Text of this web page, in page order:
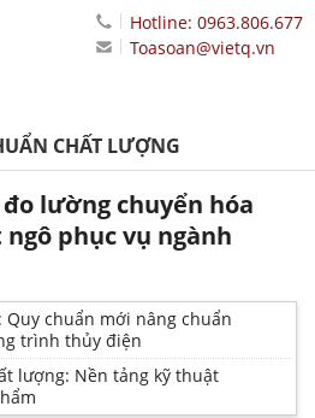
Hotline: 0963.806.677
Toasoan@vietq.vn
CHẤT LƯỢNG
đo lường chuyển hóa
phục vụ ngành
Quy chuẩn mới nâng chuẩn
trình thủy điện
lượng: Nền tảng kỹ thuật